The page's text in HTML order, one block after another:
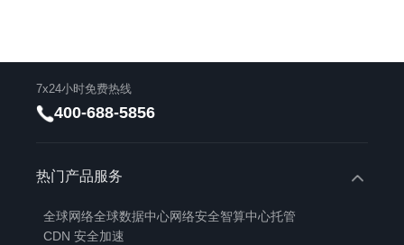
7x24小时免费热线
400-688-5856
热门产品服务
全球网络全球数据中心网络安全智算中心托管
CDN 安全加速